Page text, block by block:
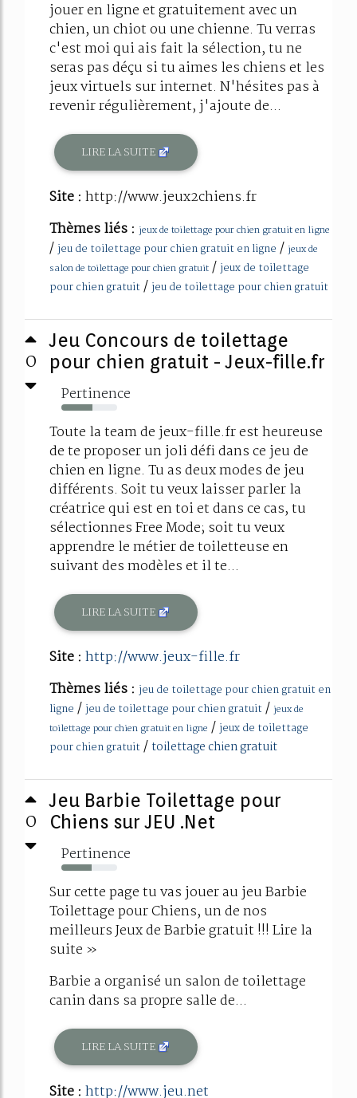
jouer en ligne et gratuitement avec un
chien, un chiot ou une chienne. Tu verras
c'est moi qui ais fait la sélection, tu ne
seras pas déçu si tu aimes les chiens et les
jeux virtuels sur internet. N'hésites pas à
revenir régulièrement, j'ajoute de...
LIRE LA SUITE
Site : http://www.jeux2chiens.fr
Thèmes liés : jeux de toilettage pour chien gratuit en ligne
/jeu de toilettage pour chien gratuit en ligne / jeux de
salon de toilettage pour chien gratuit /jeux de toilettage
pour chien gratuit /jeu de toilettage pour chien gratuit
0
Jeu Concours de toilettage
pour chien gratuit - Jeux-fille.fr
Pertinence
56%
Toute la team de jeux-fille.fr est heureuse
de te proposer un joli défi dans ce jeu de
chien en ligne. Tu as deux modes de jeu
différents. Soit tu veux laisser parler la
créatrice qui est en toi et dans ce cas, tu
sélectionnes Free Mode; soit tu veux
apprendre le métier de toiletteuse en
suivant des modèles et il te...
LIRE LA SUITE
Site : http://www.jeux-fille.fr
Thèmes liés : jeu de toilettage pour chien gratuit en
ligne / jeu de toilettage pour chien gratuit / jeux de
toilettage pour chien gratuit en ligne / jeux de toilettage
pour chien gratuit / toilettage chien gratuit
0
Jeu Barbie Toilettage pour
Chiens sur JEU .Net
Pertinence
54%
Sur cette page tu vas jouer au jeu Barbie
Toilettage pour Chiens, un de nos
meilleurs Jeux de Barbie gratuit !!! Lire la
suite »
Barbie a organisé un salon de toilettage
canin dans sa propre salle de...
LIRE LA SUITE
Site : http://www.jeu.net